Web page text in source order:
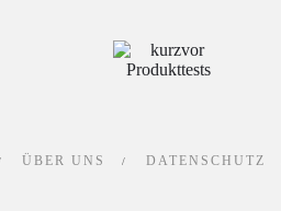
ÜBER UNS DATENSCHUTZ